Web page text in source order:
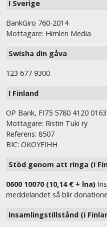
I Sverige
BankGiro 760-2014
Mottagare: Himlen Media
Swisha din gåva
123 677 9300
I Finland
OP Bank, FI75 5780 4120
Mottagare: Ristin Tuki ry
Referens: 8507
BIC: OKOYFIHH
Stöd genom att ringa (i
0600 10070 (10,14 € + lna)
meddelandet så blir
Insamlingstillstånd (i